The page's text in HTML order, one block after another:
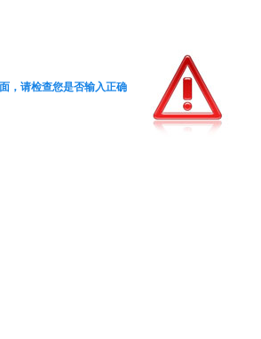
，请检查您是否输入正确